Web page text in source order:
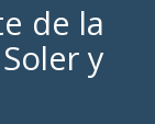
de la
y